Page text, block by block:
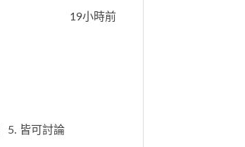
19小時前
5. 皆可討論